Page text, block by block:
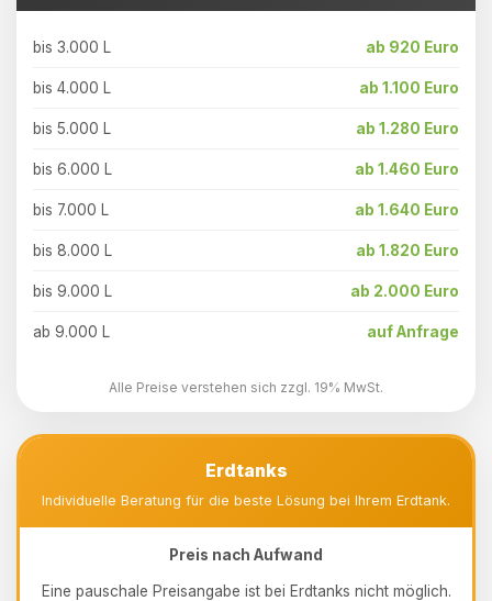
bis 3.000 L ab 920 Euro
bis 4.000 L ab 1.100 Euro
bis 5.000 L ab 1.280 Euro
bis 6.000 L ab 1.460 Euro
bis 7.000 L ab 1.640 Euro
bis 8.000 L ab 1.820 Euro
bis 9.000 L ab 2.000 Euro
ab 9.000 L auf Anfrage
Alle Preise verstehen sich zzgl. 19% MwSt.
Erdtanks
Individuelle Beratung für die beste Lösung bei Ihrem Erdtank.
Preis nach Aufwand
Eine pauschale Preisangabe ist bei Erdtanks nicht möglich.